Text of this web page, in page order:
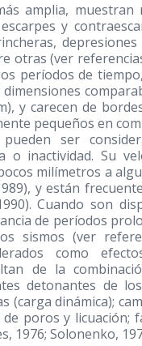
amplia,
y
(ver
períodos de
y carecen de
pequeños en
ser
o inactividad. Su
milímetros a
y están
Cuando son
de períodos
sismos (ver
como
de la
detonantes de
(carga dinámica);
poros y
1976; Solonenko,